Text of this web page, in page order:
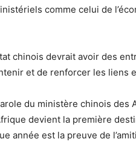
comme celui de
chinois devrait avoir des
et de renforcer les liens
du ministère chinois des
devient la première
année est la preuve de